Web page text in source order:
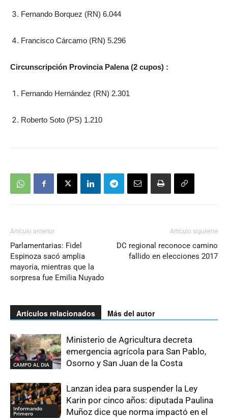
Fernando Borquez (RN) 6.044
Francisco Cárcamo (RN) 5.296
Circunscripción Provincia Palena (2 cupos) :
Fernando Hernández (RN) 2.301
Roberto Soto (PS) 1.210
Artículo anterior
Parlamentarias: Fidel
Espinoza sacó amplia
mayoría, mientras que la
sorpresa fue Emilia Nuyado
Artículo siguiente
DC regional reconoce camino
fallido en elecciones 2017
Artículos relacionados Más del autor
CAMPO AL DIA
Ministerio de Agricultura decreta
emergencia agrícola para San Pablo,
Osorno y San Juan de la Costa
Informando
Primero
Lanzan idea para suspender la Ley
Karin por cinco años: diputada Paulina
Muñoz dice que norma impactó en el